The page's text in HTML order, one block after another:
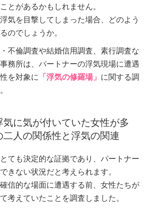
とがあるかもしれません。
気を目撃してしまった場合、どのよう
のでしょうか。
不倫調査や結婚信用調査、素行調査な
務所は、パートナーの浮気現場に遭遇
を対象に
「浮気の修羅場」 に関する調
気に気が付いていた女性が多
二人の関係性と浮気の関連
ても決定的な証拠であり、パートナー
きない状況だと考えられます。
信的な場面に遭遇する前、女性たちが
考えていたことを調査しました。